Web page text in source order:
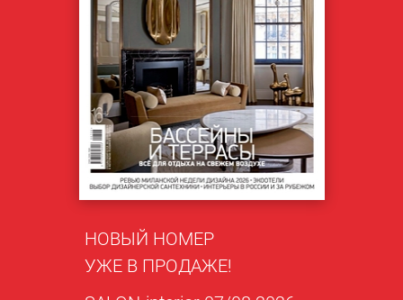
НОВЫЙ НОМЕР
УЖЕ В ПРОДАЖЕ!